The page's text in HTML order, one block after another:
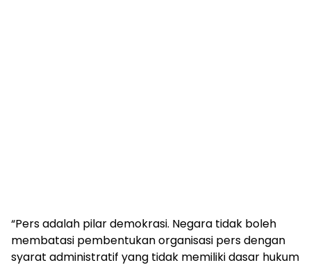
“Pers adalah pilar demokrasi. Negara tidak boleh
membatasi pembentukan organisasi pers dengan
syarat administratif yang tidak memiliki dasar hukum